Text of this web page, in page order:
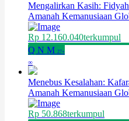
Mengalirkan Kasih:
Amanah Kemanusiaan
Rp 12.160.040terkumpul
Q N M 27+
∞
Menebus Kesalahan:
Amanah Kemanusiaan
Rp 50.868terkumpul